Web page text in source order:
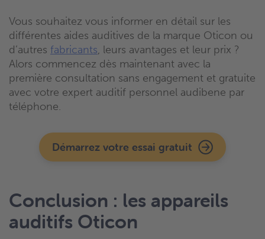
Vous souhaitez vous informer en détail sur les
différentes aides auditives de la marque Oticon ou
d’autres fabricants, leurs avantages et leur prix ?
Alors commencez dès maintenant avec la
première consultation sans engagement et gratuite
avec votre expert auditif personnel audibene par
téléphone.
Démarrez votre essai gratuit
Conclusion : les appareils
auditifs Oticon